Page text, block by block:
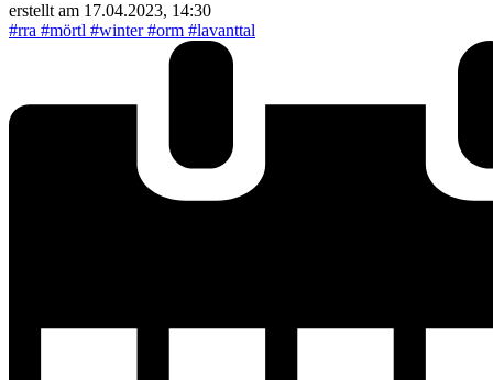
erstellt am 17.04.2023, 14:30
#rra #mörtl #winter#orm #lavanttal